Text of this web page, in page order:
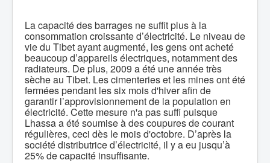
La capacité des barrages ne suffit plus à la
consommation croissante d’électricité. Le niveau de
vie du Tibet ayant augmenté, les gens ont acheté
beaucoup d’appareils électriques, notamment des
radiateurs. De plus, 2009 a été une année très
sèche au Tibet. Les cimenteries et les mines ont été
fermées pendant les six mois d'hiver afin de
garantir l’approvisionnement de la population en
électricité. Cette mesure n'a pas suffi puisque
Lhassa a été soumise à des coupures de courant
régulières, ceci dès le mois d'octobre. D’après la
société distributrice d’électricité, il y a eu jusqu’à
25% de capacité insuffisante.